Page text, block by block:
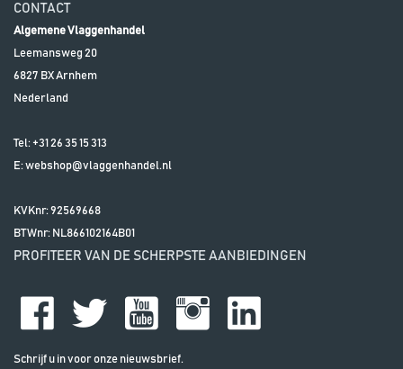
CONTACT
Algemene Vlaggenhandel
Leemansweg 20
6827 BXArnhem
Nederland
Tel: +31 26 35 15 313
E:webshop@vlaggenhandel.nl
KVKnr: 92569668
BTWnr: NL866102164B01
PROFITEER VAN DE SCHERPSTE AANBIEDINGEN
Schrijf u in voor onze nieuwsbrief.